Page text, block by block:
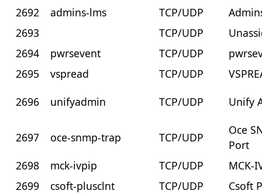
2692
admins-lms TCP/UDP
2693
TCP/UDP
2694
pwrsevent TCP/UDP
2695
vspread TCP/UDP
2696
unifyadmin TCP/UDP Unify
2697 oce-snmp-trap TCP/UDP
Oce
Port
2698
mck-ivpip TCP/UDP
MCK-
2699
csoft-plusclnt TCP/UDP
Csoft